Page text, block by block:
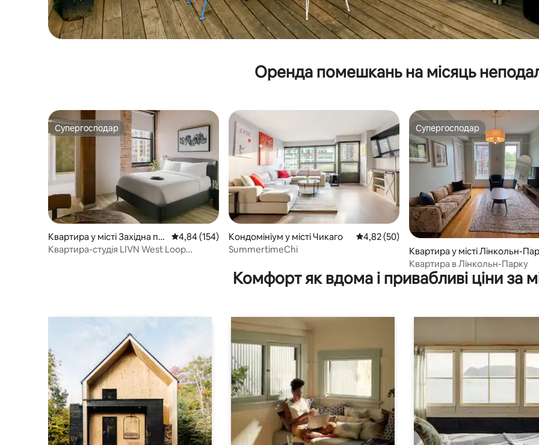
Оренда помешкань на місяць
Супергосподар
Супергосподар
Квартира у місті Західна пе
тля
Середня оцінка: 4,84 з 5, відгуки: 154
4,84 (154)
Квартира-студія LIVN West Loop
Кондомініум у місті Чикаго Середня оцінка: 4,82 з 5, відгуки: 50
4,82 (50)
SummertimeChi
Супергосподар
Супергосподар
Квартира у місті Лінкольн-
Квартира в Лінкольн-Парку
Комфорт як вдома і привабливі ціни за